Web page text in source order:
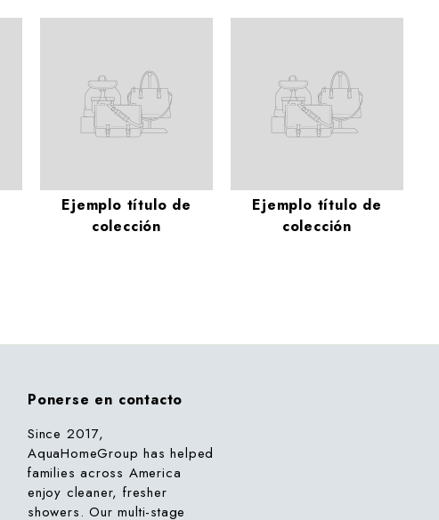
Ejemplo título de
colección
Ejemplo título de
colección
Ponerse en contacto
Since 2017,
AquaHomeGroup has helped
families across America
enjoy cleaner, fresher
showers. Our multi-stage